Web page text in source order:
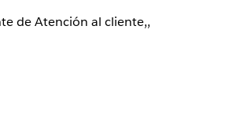
de Atención al cliente,,